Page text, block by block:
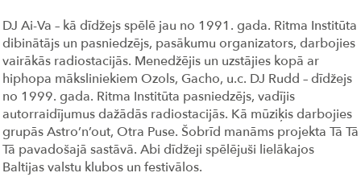
DJ Ai-Va – kā dīdžejs spēlē jau no 1991. gada. Ritma Institūta
dibinātājs un pasniedzējs, pasākumu organizators, darbojies
vairākās radiostacijās. Menedžējis un uzstājies kopā ar
hiphopa māksliniekiem Ozols, Gacho, u.c. DJ Rudd – dīdžejs
no 1999. gada. Ritma Institūta pasniedzējs, vadījis
autorraidījumus dažādās radiostacijās. Kā mūziķis darbojies
grupās Astro’n’out, Otra Puse. Šobrīd manāms projekta Tā Tā
Tā pavadošajā sastāvā. Abi dīdžeji spēlējuši lielākajos
Baltijas valstu klubos un festivālos.